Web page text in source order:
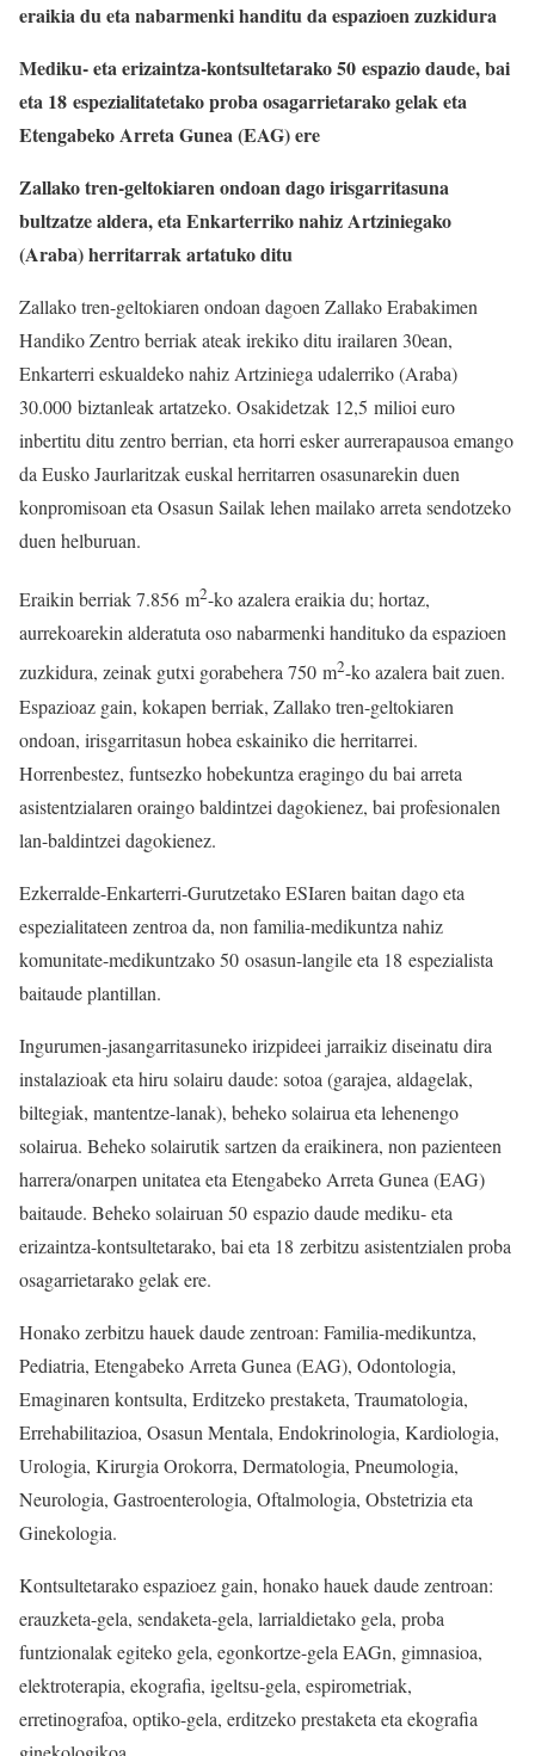
eraikia du etanabarmenki handitu da espazioen zuzkidura
Mediku- eta erizaintza-kontsultetarako 50 espazio daude, bai
eta 18 espezialitatetako proba osagarrietarako gelak eta
Etengabeko Arreta Gunea (EAG) ere
Zallako tren-geltokiaren ondoan dago irisgarritasuna
bultzatze aldera, eta Enkarterriko nahiz Artziniegako
(Araba) herritarrak artatuko ditu
Zallako tren-geltokiaren ondoan dagoen Zallako Erabakimen
Handiko Zentro berriak ateak irekiko ditu irailaren 30ean,
Enkarterri eskualdeko nahiz Artziniega udalerriko (Araba)
30.000 biztanleak artatzeko. Osakidetzak 12,5 milioi euro
inbertitu ditu zentro berrian, eta horri esker aurrerapausoa emango
da Eusko Jaurlaritzak euskal herritarren osasunarekin duen
konpromisoan eta Osasun Sailak lehen mailako arreta sendotzeko
duen helburuan.
Eraikin berriak 7.856 m2-ko azalera eraikia du; hortaz,
aurrekoarekin alderatuta oso nabarmenki handituko da espazioen
zuzkidura, zeinak gutxi gorabehera 750 m2-ko azalera bait zuen.
Espazioaz gain, kokapen berriak, Zallako tren-geltokiaren
ondoan, irisgarritasun hobea eskainiko die herritarrei.
Horrenbestez, funtsezko hobekuntza eragingo du bai arreta
asistentzialaren oraingo baldintzei dagokienez, bai profesionalen
lan-baldintzei dagokienez.
Ezkerralde-Enkarterri-Gurutzetako ESIaren baitan dago eta
espezialitateen zentroa da, non familia-medikuntza nahiz
komunitate-medikuntzako 50 osasun-langile eta 18 espezialista
baitaude plantillan.
Ingurumen-jasangarritasuneko irizpideei jarraikiz diseinatu dira
instalazioak eta hiru solairu daude: sotoa (garajea, aldagelak,
biltegiak, mantentze-lanak), beheko solairua eta lehenengo
solairua. Beheko solairutik sartzen da eraikinera, non pazienteen
harrera/onarpen unitatea eta Etengabeko Arreta Gunea (EAG)
baitaude. Beheko solairuan 50 espazio daude mediku- eta
erizaintza-kontsultetarako, bai eta 18 zerbitzu asistentzialen proba
osagarrietarako gelak ere.
Honako zerbitzu hauek daude zentroan: Familia-medikuntza,
Pediatria, Etengabeko Arreta Gunea (EAG), Odontologia,
Emaginaren kontsulta, Erditzeko prestaketa, Traumatologia,
Errehabilitazioa, Osasun Mentala, Endokrinologia, Kardiologia,
Urologia, Kirurgia Orokorra, Dermatologia, Pneumologia,
Neurologia, Gastroenterologia, Oftalmologia, Obstetrizia eta
Ginekologia.
Kontsultetarako espazioez gain, honako hauek daude zentroan:
erauzketa-gela, sendaketa-gela, larrialdietako gela, proba
funtzionalak egiteko gela, egonkortze-gela EAGn, gimnasioa,
elektroterapia, ekografia, igeltsu-gela, espirometriak,
erretinografoa, optiko-gela, erditzeko prestaketa eta ekografia